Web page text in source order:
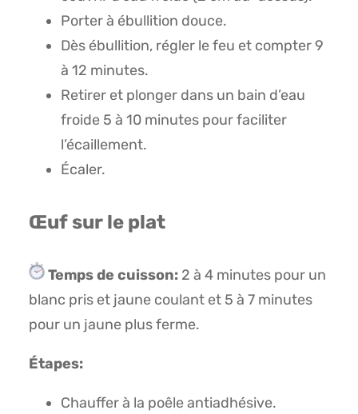
Porter à ébullition douce.
Dès ébullition, régler le feu et compter 9
à 12 minutes.
Retirer et plonger dans un bain d’eau
froide 5 à 10 minutes pour faciliter
l’écaillement.
Écaler.
Œuf sur le plat
Temps de cuisson: 2 à 4 minutes pour un
blanc pris et jaune coulant et 5 à 7 minutes
pour un jaune plus ferme.
Étapes:
Chauffer à la poêle antiadhésive.